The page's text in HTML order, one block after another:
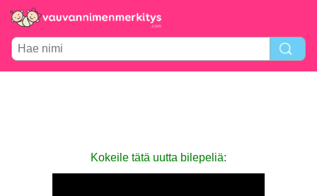
Kokeile tätä uutta bilepeliä: